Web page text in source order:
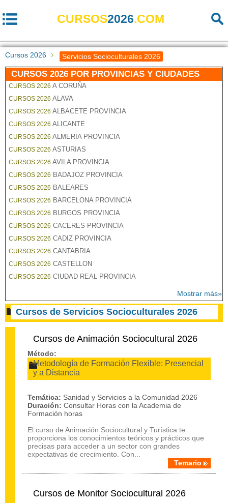
CURSOS2026.COM
Cursos 2026 Servicios Socioculturales 2026
CURSOS 2026 POR PROVINCIAS Y CIUDADES
CURSOS 2026 A CORUÑA
CURSOS 2026 ALAVA
CURSOS 2026 ALBACETE PROVINCIA
CURSOS 2026 ALICANTE
CURSOS 2026 ALMERIA PROVINCIA
CURSOS 2026 ASTURIAS
CURSOS 2026 AVILA PROVINCIA
CURSOS 2026 BADAJOZ PROVINCIA
CURSOS 2026 BALEARES
CURSOS 2026 BARCELONA PROVINCIA
CURSOS 2026 BURGOS PROVINCIA
CURSOS 2026 CACERES PROVINCIA
CURSOS 2026 CADIZ PROVINCIA
CURSOS 2026 CANTABRIA
CURSOS 2026 CASTELLON
CURSOS 2026 CIUDAD REAL PROVINCIA
Mostrar más»
Cursos de Servicios Socioculturales 2026
Cursos de Animación Sociocultural 2026
Método:
Metodología de Formación Flexible: Presencial
y a Distancia
Temática: Sanidad y Servicios a la Comunidad 2026
Duración: Consultar Horas con la Academia de
Formación horas
El curso de Animación Sociocultural y Turística te
proporciona los conocimientos teóricos y prácticos que
precisas para acceder a un sector con grandes
expectativas de crecimiento. Con...
Temario
Cursos de Monitor Sociocultural 2026